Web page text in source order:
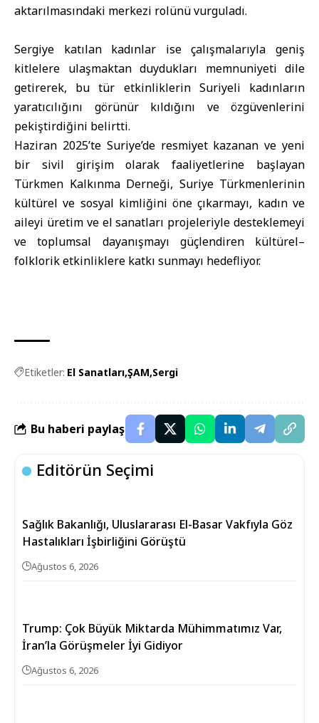
aktarılmasındaki merkezi rolünü vurguladı.
Sergiye katılan kadınlar ise çalışmalarıyla geniş
kitlelere ulaşmaktan duydukları memnuniyeti dile
getirerek, bu tür etkinliklerin Suriyeli kadınların
yaratıcılığını görünür kıldığını ve özgüvenlerini
pekiştirdiğini belirtti.
Haziran 2025’te Suriye’de resmiyet kazanan ve yeni
bir sivil girişim olarak faaliyetlerine başlayan
Türkmen Kalkınma Derneği, Suriye Türkmenlerinin
kültürel ve sosyal kimliğini öne çıkarmayı, kadın ve
aileyi üretim ve el sanatları projeleriyle desteklemeyi
ve toplumsal dayanışmayı güçlendiren kültürel–
folklorik etkinliklere katkı sunmayı hedefliyor.
Etiketler: El Sanatları ŞAM Sergi
Bu haberi paylaş
Editörün Seçimi
Sağlık Bakanlığı, Uluslararası El-Basar Vakfıyla Göz
Hastalıkları İşbirliğini Görüştü
Ağustos 6, 2026
Trump: Çok Büyük Miktarda Mühimmatımız Var,
İran’la Görüşmeler İyi Gidiyor
Ağustos 6, 2026